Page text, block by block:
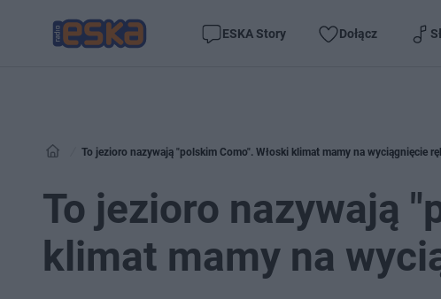
ESKA Story Dołącz
To jezioro nazywają "polskim Como". Włoski klimat mamy na wyciągnięcie
To jezioro nazywają
klimat mamy na